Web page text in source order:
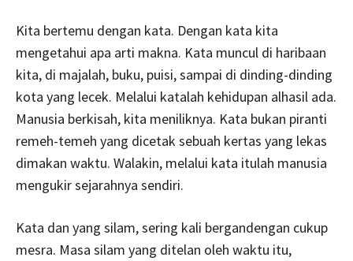
Kita bertemu dengan kata. Dengan kata kita
mengetahui apa arti makna. Kata muncul di haribaan
kita, di majalah, buku, puisi, sampai di dinding-dinding
kota yang lecek. Melalui katalah kehidupan alhasil ada.
Manusia berkisah, kita meniliknya. Kata bukan piranti
remeh-temeh yang dicetak sebuah kertas yang lekas
dimakan waktu. Walakin, melalui kata itulah manusia
mengukir sejarahnya sendiri.
Kata dan yang silam, sering kali bergandengan cukup
mesra. Masa silam yang ditelan oleh waktu itu,